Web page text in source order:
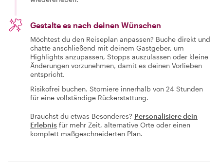
Gestalte es nach deinen Wünschen
Möchtest du den Reiseplan anpassen? Buche direkt und
chatte anschließend mit deinem Gastgeber, um
Highlights anzupassen, Stopps auszulassen oder kleine
Änderungen vorzunehmen, damit es deinen Vorlieben
entspricht.
Risikofrei buchen. Storniere innerhalb von 24 Stunden
für eine vollständige Rückerstattung.
Brauchst du etwas Besonderes? Personalisiere dein
Erlebnis für mehr Zeit, alternative Orte oder einen
komplett maßgeschneiderten Plan.